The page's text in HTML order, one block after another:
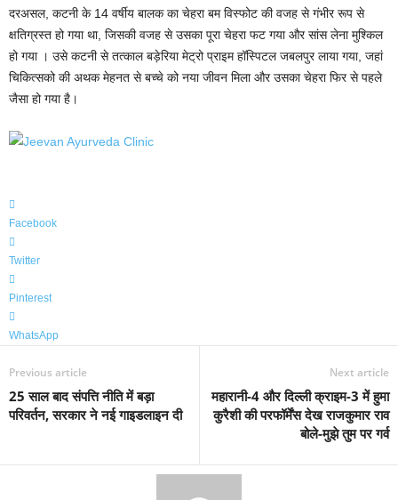
दरअसल, कटनी के 14 वर्षीय बालक का चेहरा बम विस्फोट की वजह से गंभीर रूप से
क्षतिग्रस्त हो गया था, जिसकी वजह से उसका पूरा चेहरा फट गया और सांस लेना मुश्किल
हो गया । उसे कटनी से तत्काल बड़ेरिया मेट्रो प्राइम हॉस्पिटल जबलपुर लाया गया, जहां
चिकित्सको की अथक मेहनत से बच्चे को नया जीवन मिला और उसका चेहरा फिर से पहले
जैसा हो गया है।
Facebook
Twitter
Pinterest
WhatsApp
Previous article
25 साल बाद संपत्ति नीति में बड़ा
परिवर्तन, सरकार ने नई गाइडलाइन दी
Next article
महारानी-4 और दिल्ली क्राइम-3 में हुमा
कुरैशी की परफॉर्मेंस देख राजकुमार राव
बोले-मुझे तुम पर गर्व